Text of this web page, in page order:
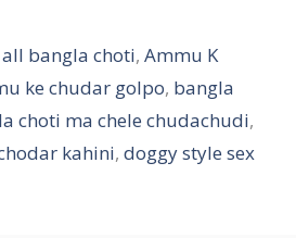
all bangla choti,Ammu K
ke chudar golpo, bangla
choti ma chele chudachudi,
kahini, doggy style sex